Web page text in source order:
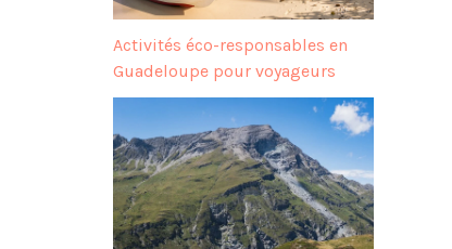
Activités éco-responsables en
Guadeloupe pour voyageurs